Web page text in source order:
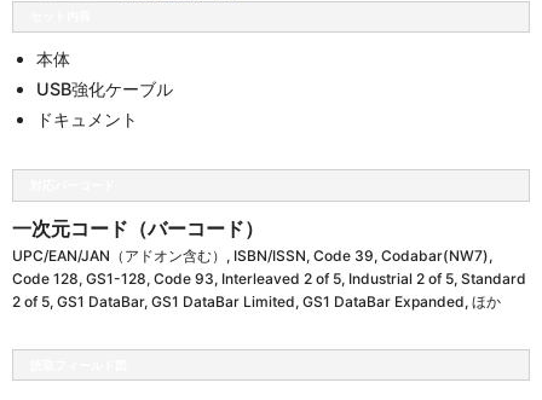
本体
USB強化ケーブル
ドキュメント
一次元コード（バーコード）
UPC/EAN/JAN（アドオン含む）, ISBN/ISSN, Code 39, Codabar(NW7),
Code 128, GS1-128, Code 93, Interleaved 2 of 5, Industrial 2 of 5, Standard
2 of 5, GS1 DataBar, GS1 DataBar Limited, GS1 DataBar Expanded, ほか